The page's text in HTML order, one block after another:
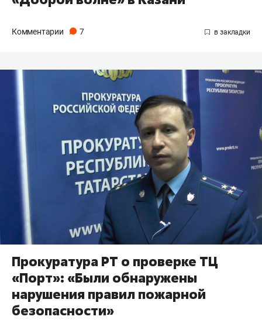
Комментарии 7
Прокуратура РТ о проверке ТЦ
«Порт»: «Были обнаружены
нарушения правил пожарной
безопасности»